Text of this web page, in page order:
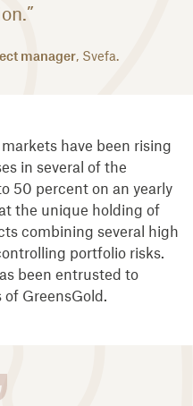
manager, Svefa.
have been rising
in several of the
50 percent on an yearly
the unique holding of
combining several high
portfolio risks.
been entrusted to
GreensGold.